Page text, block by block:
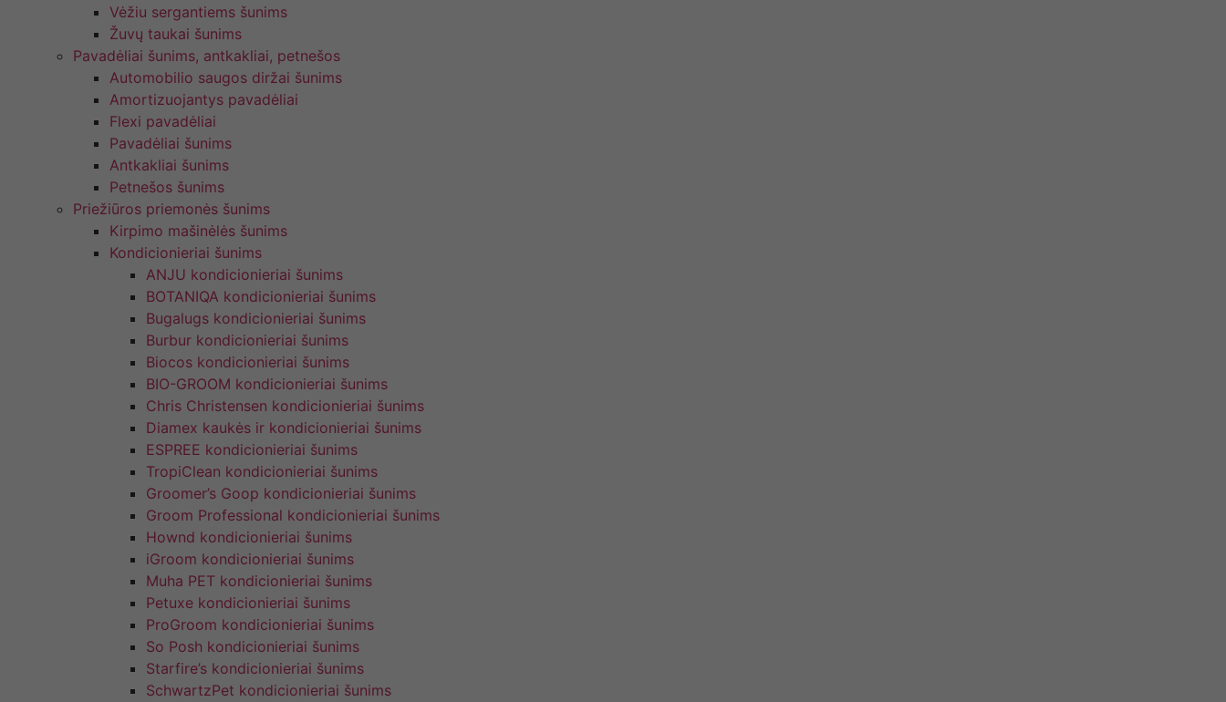
Vėžiu sergantiems šunims
Žuvų taukai šunims
Pavadėliai šunims, antkakliai, petnešos
Automobilio saugos diržai šunims
Amortizuojantys pavadėliai
Flexi pavadėliai
Pavadėliai šunims
Antkakliai šunims
Petnešos šunims
Priežiūros priemonės šunims
Kirpimo mašinėlės šunims
Kondicionieriai šunims
ANJU kondicionieriai šunims
BOTANIQA kondicionieriai šunims
Bugalugs kondicionieriai šunims
Burbur kondicionieriai šunims
Biocos kondicionieriai šunims
BIO-GROOM kondicionieriai šunims
Chris Christensen kondicionieriai šunims
Diamex kaukės ir kondicionieriai šunims
ESPREE kondicionieriai šunims
TropiClean kondicionieriai šunims
Groomer’s Goop kondicionieriai šunims
Groom Professional kondicionieriai šunims
Hownd kondicionieriai šunims
iGroom kondicionieriai šunims
Muha PET kondicionieriai šunims
Petuxe kondicionieriai šunims
ProGroom kondicionieriai šunims
So Posh kondicionieriai šunims
Starfire’s kondicionieriai šunims
SchwartzPet kondicionieriai šunims